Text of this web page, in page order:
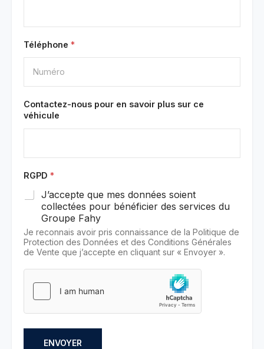
Téléphone *
Contactez-nous pour en savoir plus sur ce
véhicule
RGPD *
J’accepte que mes données soient
collectées pour bénéficier des services du
Groupe Fahy
Je reconnais avoir pris connaissance de la Politique de
Protection des Données et des Conditions Générales
de Vente que j’accepte en cliquant sur « Envoyer ».
ENVOYER